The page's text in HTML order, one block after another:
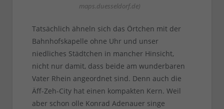
maps.duesseldorf.de)
Tatsächlich ähneln sich das Örtchen mit der
Bahnhofskapelle ohne Uhr und unser
niedliches Städtchen in mancher Hinsicht,
nicht nur damit, dass beide am wunderbaren
Vater Rhein angeordnet sind. Denn auch die
Äff-Zeh-City hat einen kompakten Kern. Weil
aber schon olle Konrad Adenauer singe